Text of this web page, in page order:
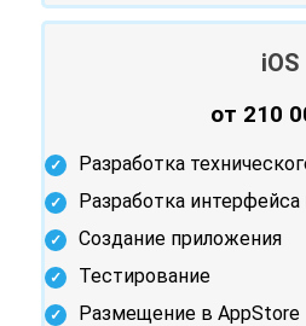
iOS
от 210
Разработка
Разработка интерфейса
Создание приложения
Тестирование
Размещение в AppStore